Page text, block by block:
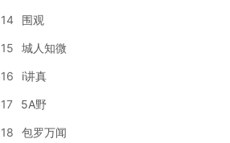
14 围观
15 城人知微
16 i讲真
17 5A野
18 包罗万闻